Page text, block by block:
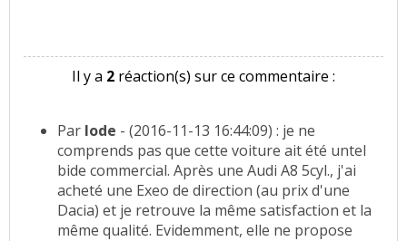
Il y a 2 réaction(s) sur ce commentaire :
Par lode - (2016-11-13 16:44:09) : je ne
comprends pas que cette voiture ait été untel
bide commercial. Après une Audi A8 5cyl., j'ai
acheté une Exeo de direction (au prix d'une
Dacia) et je retrouve la même satisfaction et la
même qualité. Evidemment, elle ne propose